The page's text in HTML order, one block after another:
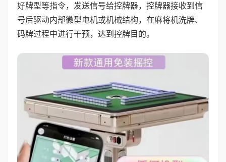
好牌型等指令，发送信号给控牌器，控牌器接收到信
号后驱动内部微型电机或机械结构，在麻将机洗牌、
码牌过程中进行干预，达到控牌目的。